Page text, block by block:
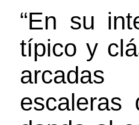
“En su
típico y
arcadas
escaleras